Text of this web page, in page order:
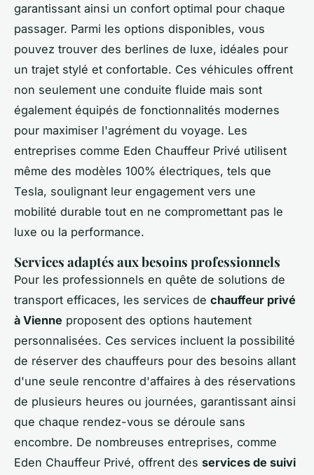
garantissant ainsi un confort optimal pour chaque
passager. Parmi les options disponibles, vous
pouvez trouver des berlines de luxe, idéales pour
un trajet stylé et confortable. Ces véhicules offrent
non seulement une conduite fluide mais sont
également équipés de fonctionnalités modernes
pour maximiser l'agrément du voyage. Les
entreprises comme Eden Chauffeur Privé utilisent
même des modèles 100% électriques, tels que
Tesla, soulignant leur engagement vers une
mobilité durable tout en ne compromettant pas le
luxe ou la performance.
Services adaptés aux besoins professionnels
Pour les professionnels en quête de solutions de
transport efficaces, les services de chauffeur privé
à Vienne proposent des options hautement
personnalisées. Ces services incluent la possibilité
de réserver des chauffeurs pour des besoins allant
d'une seule rencontre d'affaires à des réservations
de plusieurs heures ou journées, garantissant ainsi
que chaque rendez-vous se déroule sans
encombre. De nombreuses entreprises, comme
Eden Chauffeur Privé, offrent des services de suivi